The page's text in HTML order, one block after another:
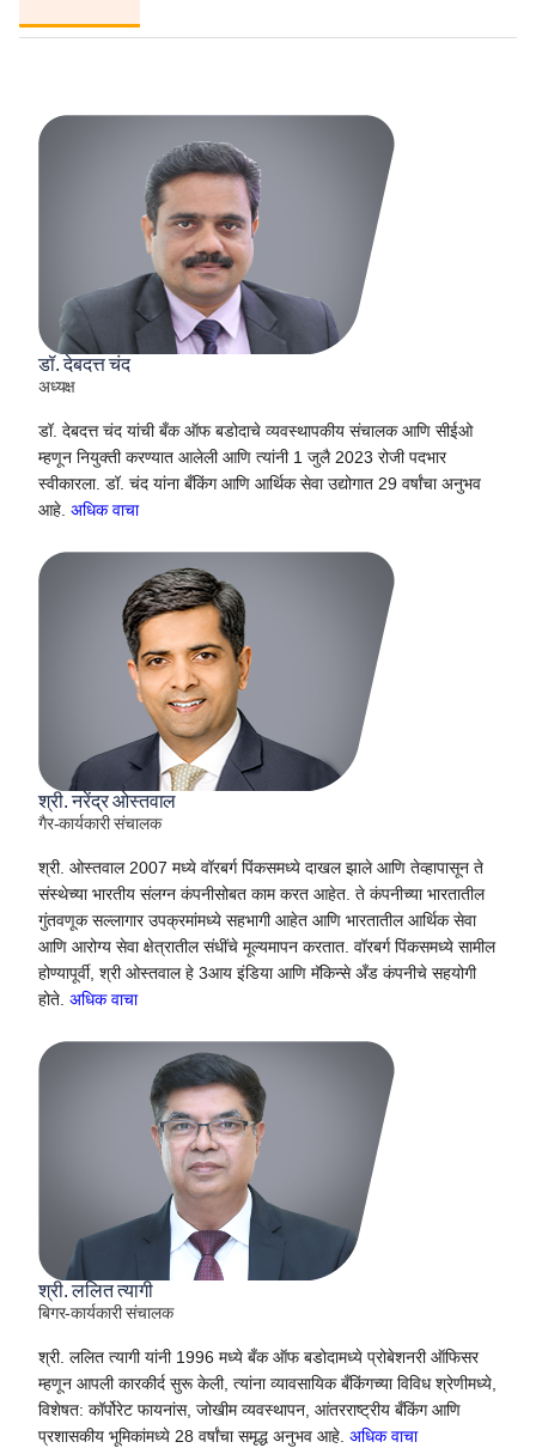
डॉ. देबदत्त चंद
अध्यक्ष
डॉ. देबदत्त चंद यांची बँक ऑफ बडोदाचे व्यवस्थापकीय संचालक आणि सीईओ
म्हणून नियुक्ती करण्यात आलेली आणि त्यांनी 1 जुलै 2023 रोजी पदभार
स्वीकारला. डॉ. चंद यांना बँकिंग आणि आर्थिक सेवा उद्योगात 29 वर्षांचा अनुभव
आहे. अधिक वाचा
श्री. नरेंद्र ओस्तवाल
गैर-कार्यकारी संचालक
श्री. ओस्तवाल 2007 मध्ये वॉरबर्ग पिंकसमध्ये दाखल झाले आणि तेव्हापासून ते
संस्थेच्या भारतीय संलग्न कंपनीसोबत काम करत आहेत. ते कंपनीच्या भारतातील
गुंतवणूक सल्लागार उपक्रमांमध्ये सहभागी आहेत आणि भारतातील आर्थिक सेवा
आणि आरोग्य सेवा क्षेत्रातील संधींचे मूल्यमापन करतात. वॉरबर्ग पिंकसमध्ये सामील
होण्यापूर्वी, श्री ओस्तवाल हे 3आय इंडिया आणि मॅकिन्से अँड कंपनीचे सहयोगी
होते. अधिक वाचा
श्री. ललित त्यागी
बिगर-कार्यकारी संचालक
श्री. ललित त्यागी यांनी 1996 मध्ये बँक ऑफ बडोदामध्ये प्रोबेशनरी ऑफिसर
म्हणून आपली कारकीर्द सुरू केली, त्यांना व्यावसायिक बँकिंगच्या विविध श्रेणीमध्ये,
विशेषत: कॉर्पोरेट फायनांस, जोखीम व्यवस्थापन, आंतरराष्ट्रीय बँकिंग आणि
प्रशासकीय भूमिकांमध्ये 28 वर्षांचा समृद्ध अनुभव आहे. अधिक वाचा